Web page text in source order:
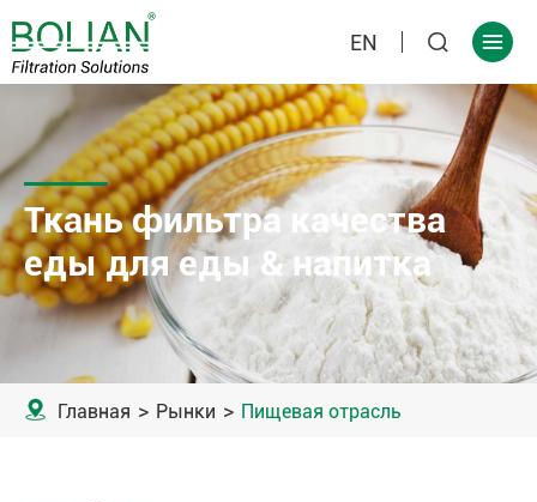
EN  
Ткань фильтра качества
еды для еды & напитка
 Главная Рынки Пищевая отрасль